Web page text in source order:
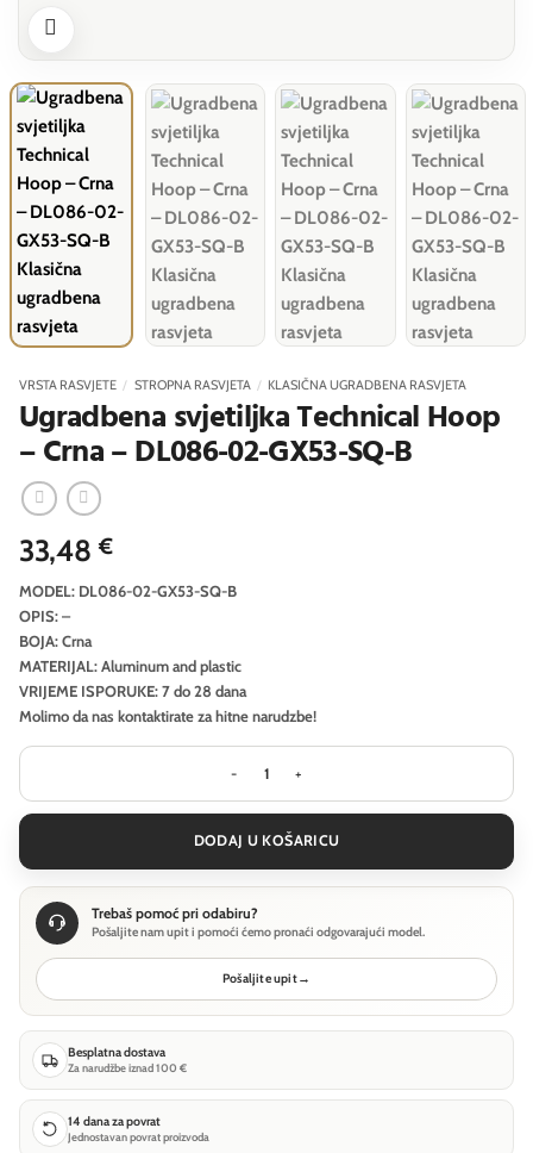
VRSTA RASVJETE / STROPNA RASVJETA / KLASIČNA UGRADBENA RASVJETA
Ugradbena svjetiljka Technical Hoop
– Crna – DL086-02-GX53-SQ-B
33,48 €
MODEL: DL086-02-GX53-SQ-B
OPIS: –
BOJA: Crna
MATERIJAL: Aluminum and plastic
VRIJEME ISPORUKE: 7 do 28 dana
Molimo da nas kontaktirate za hitne narudzbe!
Ugradbena svjetiljka Technical
DODAJ U KOŠARICU
Trebaš pomoć pri odabiru?
Pošaljite nam upit i pomoći ćemo pronaći odgovarajući model.
Pošaljite upit→
Besplatna dostava
Za narudžbe iznad 100 €
14 dana za povrat
Jednostavan povrat proizvoda